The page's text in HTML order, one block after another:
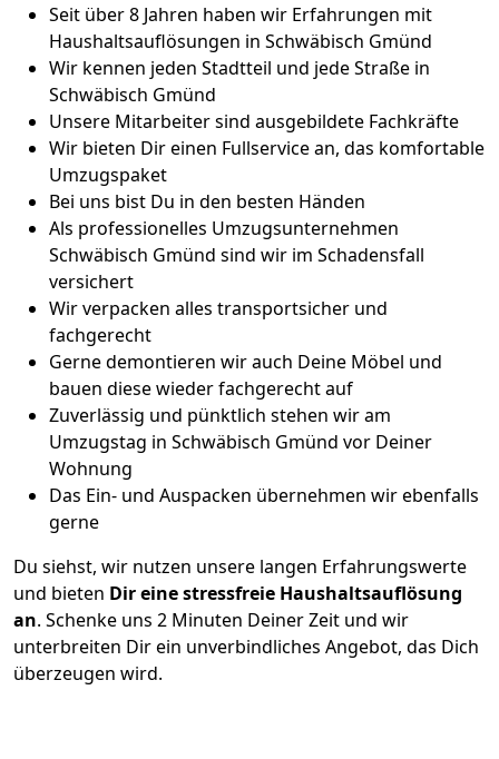
Seit über 8 Jahren haben wir Erfahrungen mit
Haushaltsauflösungen in Schwäbisch Gmünd
Wir kennen jeden Stadtteil und jede Straße in
Schwäbisch Gmünd
Unsere Mitarbeiter sind ausgebildete Fachkräfte
Wir bieten Dir einen Fullservice an, das komfortable
Umzugspaket
Bei uns bist Du in den besten Händen
Als professionelles Umzugsunternehmen
Schwäbisch Gmünd sind wir im Schadensfall
versichert
Wir verpacken alles transportsicher und
fachgerecht
Gerne demontieren wir auch Deine Möbel und
bauen diese wieder fachgerecht auf
Zuverlässig und pünktlich stehen wir am
Umzugstag in Schwäbisch Gmünd vor Deiner
Wohnung
Das Ein- und Auspacken übernehmen wir ebenfalls
gerne
Du siehst, wir nutzen unsere langen Erfahrungswerte
und bieten Dir eine stressfreie Haushaltsauflösung
an. Schenke uns 2 Minuten Deiner Zeit und wir
unterbreiten Dir ein unverbindliches Angebot, das Dich
überzeugen wird.